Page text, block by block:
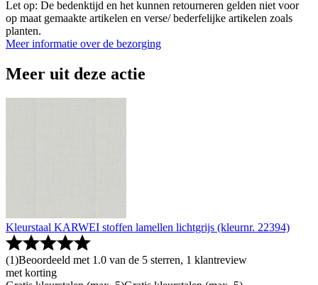
Let op: De bedenktijd en het kunnen retourneren gelden niet voor
op maat gemaakte artikelen en verse/ bederfelijke artikelen zoals
planten.
Meer informatie over de bezorging
Meer uit deze actie
Kleurstaal KARWEI stoffen lamellen lichtgrijs (kleurnr. 22394)
(1)Beoordeeld met 1.0 van de 5 sterren, 1 klantreview
met korting